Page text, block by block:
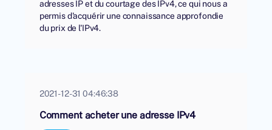
adresses IP et du courtage des IPv4, ce qui nous a
permis d'acquérir une connaissance approfondie
du prix de l'IPv4.
2021-12-31 04:46:38
Comment acheter une adresse IPv4